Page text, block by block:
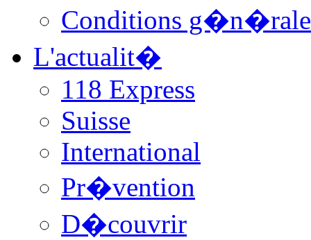
Conditions
L'actualit�
118 Express
Suisse
International
Pr�vention
D�couvrir